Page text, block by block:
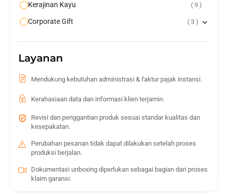
Kerajinan Kayu 9
Corporate Gift 3
Layanan
Mendukung kebutuhan administrasi & faktur pajak instansi.
Kerahasiaan data dan informasi klien terjamin.
Revisi dan penggantian produk sesuai standar kualitas dan
kesepakatan.
Perubahan pesanan tidak dapat dilakukan setelah proses
produksi berjalan.
Dokumentasi unboxing diperlukan sebagai bagian dari proses
klaim garansi.